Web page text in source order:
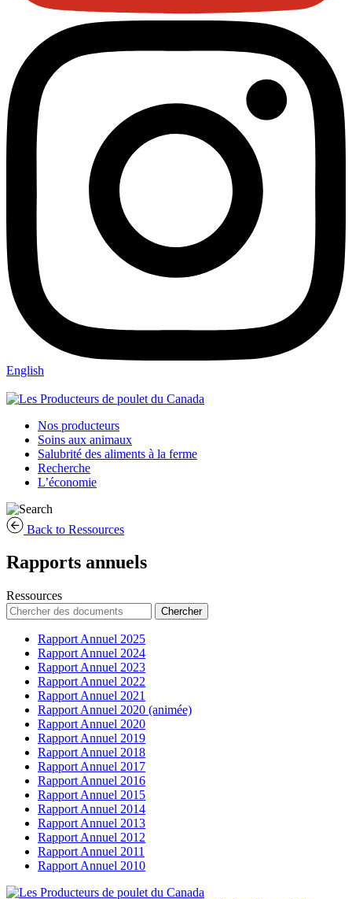
English
Nos producteurs
Soins aux animaux
Salubrité des aliments à la ferme
Recherche
L’économie
Back to Ressources
Rapports annuels
Ressources
Chercher
Rapport Annuel 2025
Rapport Annuel 2024
Rapport Annuel 2023
Rapport Annuel 2022
Rapport Annuel 2021
Rapport Annuel 2020 (animée)
Rapport Annuel 2020
Rapport Annuel 2019
Rapport Annuel 2018
Rapport Annuel 2017
Rapport Annuel 2016
Rapport Annuel 2015
Rapport Annuel 2014
Rapport Annuel 2013
Rapport Annuel 2012
Rapport Annuel 2011
Rapport Annuel 2010